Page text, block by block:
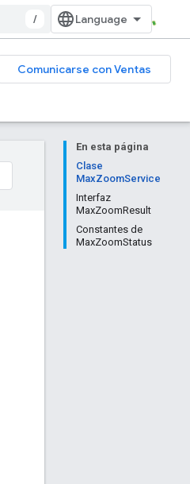
/
Comunicarse con Ventas
En esta página
Clase
MaxZoomService
Interfaz
MaxZoomResult
Constantes de
MaxZoomStatus